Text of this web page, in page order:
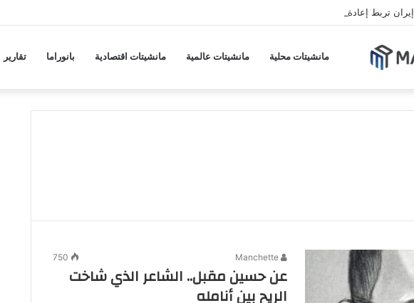
إيران تربط إعادة فتح مضيق هرمز بتنازلات أمريكية بشأن عدة مطالب
مانشيتات محلية مانشيتات عالمية مانشيتات اقتصادية بانوراما تقارير
750
عن حسين مقبل.. الشاعر الذي شاخت
الريح بين أنامله